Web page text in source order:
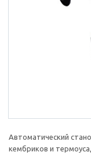
Автоматический
кембриков и